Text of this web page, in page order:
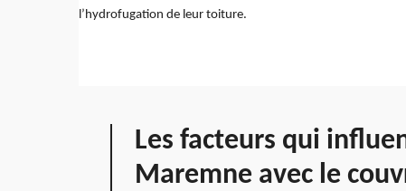
l’hydrofugation de leur toiture.
Les facteurs qui
Maremne avec le